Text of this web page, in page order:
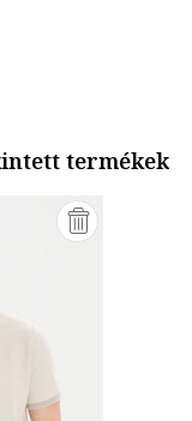
termékek